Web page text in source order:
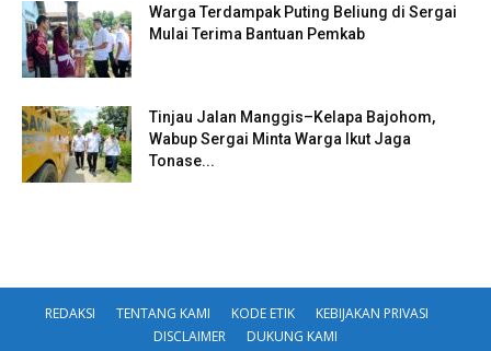
Warga Terdampak Puting Beliung di Sergai
Mulai Terima Bantuan Pemkab
Tinjau Jalan Manggis–Kelapa Bajohom,
Wabup Sergai Minta Warga Ikut Jaga
Tonase...
REDAKSI TENTANG KAMI KODE ETIK
KEBIJAKAN PRIVASI
DISCLAIMER
DUKUNG KAMI